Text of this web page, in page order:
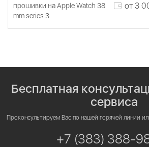
прошивки на Apple Watch 38
mm series 3
от 3
Бесплатная
сервиса
Проконсультируем Вас по нашей горячей линии
+7 (383) 388-